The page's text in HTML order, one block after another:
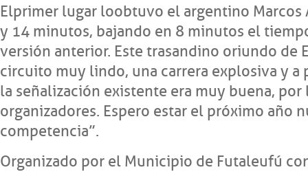
El primer lugar lo obtuvo el argentino Marcos
y 14 minutos, bajando en 8 minutos el
versión anterior. Este trasandino oriundo de
circuito muy lindo, una carrera explosiva y a
la señalización existente era muy buena,
organizadores. Espero estar el próximo año
competencia”.
Organizado por el Municipio de Futaleufú